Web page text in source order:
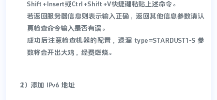
Shift+Insert或Ctrl+Shift+V快捷键粘贴上述命令。
若返回服务器信息则表示输入正确，返回其他信息参数请认
真检查命令输入是否有误。
成功后注意检查机器的配置，遗漏 type=STARDUST1-S 参
数将会开出大鸡，经费燃烧。
（2）添加 IPv6 地址